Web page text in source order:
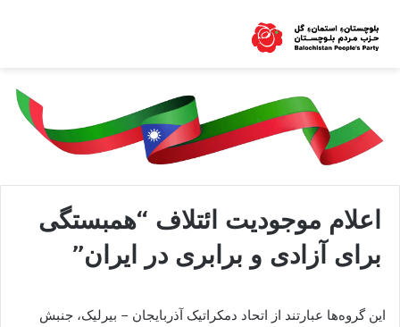
اعلام موجودیت ائتلاف “همبستگی
برای آزادی و برابری در ایران”
این گروه‌ها عبارتند از اتحاد دمکراتيک آذربايجان – بيرليک، جنبش